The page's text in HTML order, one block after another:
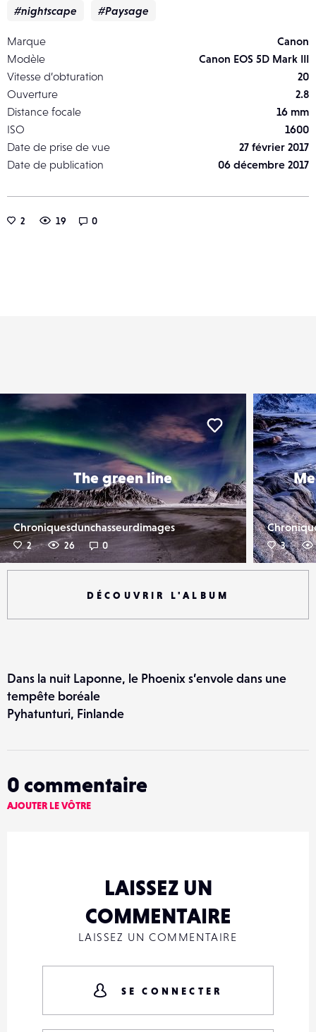
#nightscape #Paysage
Marque
Canon
Modèle
Canon EOS 5D Mark III
Vitesse d’obturation
20
Ouverture
2.8
Distance focale
16 mm
ISO
1600
Date de prise de vue
27 février 2017
Date de publication
06 décembre 2017
2 19 0
The green line
Chroniquesdunchasseurdimages
2 26 0
Liker
3
DÉCOUVRIR L'ALBUM
Dans la nuit Laponne, le Phoenix s’envole dans une
tempête boréale
Pyhatunturi, Finlande
0 commentaire
AJOUTER LE VÔTRE
LAISSEZ UN
COMMENTAIRE
LAISSEZ UN COMMENTAIRE
SE CONNECTER